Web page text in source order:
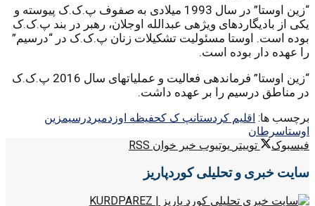
“زین اوستا” در سال 1993 میلادی به صفوف پ.ک.ک پیوسته و
یکی از بادیگاردهای ویژهی عبدالله اوجلان، رهبر در بند پ.ک.ک
بوده است. اوستا مسئولیت تشکیلات زنان پ.ک.ک در “درسیم”
را عهده دار بوده است.
“زین اوستا” فرماندهی فعالیت و عملیاتهای سال 2016 پ.ک.ک
در مناطق درسیم را بر عهده داشت.
برچسب ها: اقلیم کردستانپ ک کحفیظه اوزدمیر درسیمزین
اوستاسرطان
فیسبوک
توییتر یوتیوب خبر خوان RSS
سایت خبری و تحلیلی کوردپاریز